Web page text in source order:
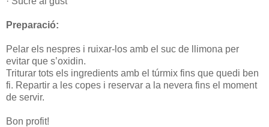
Preparació:
Pelar els nespres i ruixar-los amb el suc de llimona per
evitar que s’oxidin.
Triturar tots els ingredients amb el túrmix fins que quedi ben
fi. Repartir a les copes i reservar a la nevera fins el moment
de servir.
Bon profit!